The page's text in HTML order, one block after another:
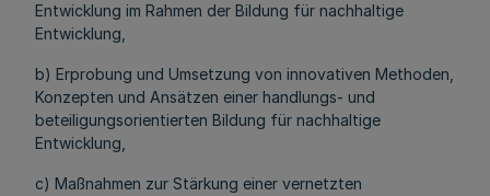
Entwicklung im Rahmen der Bildung für nachhaltige
Entwicklung,
b) Erprobung und Umsetzung von innovativen Methoden,
Konzepten und Ansätzen einer handlungs- und
beteiligungsorientierten Bildung für nachhaltige
Entwicklung,
c) Maßnahmen zur Stärkung einer vernetzten